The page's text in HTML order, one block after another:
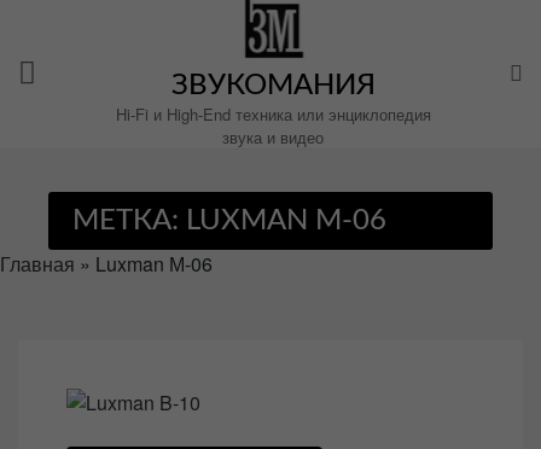
содержимому
ЗВУКОМАНИЯ
Hi-Fi и High-End техника или энциклопедия
звука и видео
МЕТКА: LUXMAN М-06
Главная » Luxman М-06